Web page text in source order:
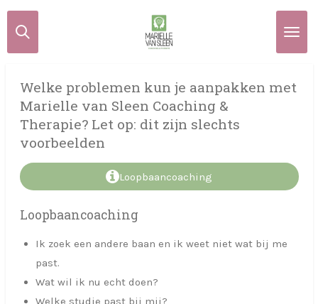
Ga
direct
naar
hoofdinhoud
Welke problemen kun je aanpakken met
Marielle van Sleen Coaching &
Therapie? Let op: dit zijn slechts
voorbeelden
Loopbaancoaching
Loopbaancoaching
Ik zoek een andere baan en ik weet niet wat bij me
past.
Wat wil ik nu echt doen?
Welke studie past bij mij?